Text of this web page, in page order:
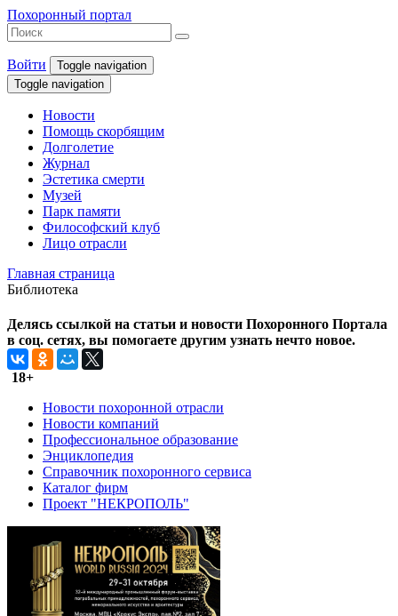
Похоронный портал
Войти
Toggle navigation
Toggle navigation
Новости
Помощь скорбящим
Долголетие
Журнал
Эстетика смерти
Музей
Парк памяти
Философский клуб
Лицо отрасли
Главная страница
Библиотека
Делясь ссылкой на статьи и новости Похоронного Портала
в соц. сетях, вы помогаете другим узнать нечто новое.
18+
Новости похоронной отрасли
Новости компаний
Профессиональное образование
Энциклопедия
Справочник похоронного сервиса
Каталог фирм
Проект "НЕКРОПОЛЬ"